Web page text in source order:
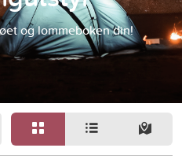
og lommeboken din!